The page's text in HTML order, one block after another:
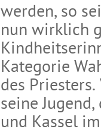
werden, so
nun wirklich
Kategorie
des
seine
und Kassel